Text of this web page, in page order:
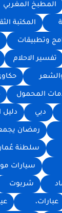
المطبخ المغربي
المكتبة
وتطبيقات
تفسير الاحلام
المحمول
دبي دليل
رمضان
سلطنة
سيارات
شربوت
عبارات،